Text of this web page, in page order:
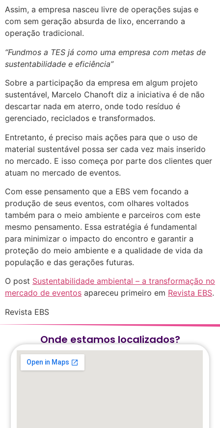
Assim, a empresa nasceu livre de operações sujas e
com sem geração absurda de lixo, encerrando a
operação tradicional.
“Fundmos a TES já como uma empresa com metas de
sustentabilidade e eficiência”
Sobre a participação da empresa em algum projeto
sustentável, Marcelo Chanoft diz a iniciativa é de não
descartar nada em aterro, onde todo resíduo é
gerenciado, reciclados e transformados.
Entretanto, é preciso mais ações para que o uso de
material sustentável possa ser cada vez mais inserido
no mercado. E isso começa por parte dos clientes quer
atuam no mercado de eventos.
Com esse pensamento que a EBS vem focando a
produção de seus eventos, com olhares voltados
também para o meio ambiente e parceiros com este
mesmo pensamento. Essa estratégia é fundamental
para minimizar o impacto do encontro e garantir a
proteção do meio ambiente e a qualidade de vida da
população e das gerações futuras.
O post Sustentabilidade ambiental – a transformação no
mercado de eventos apareceu primeiro em Revista EBS.
Revista EBS
Onde estamos localizados?